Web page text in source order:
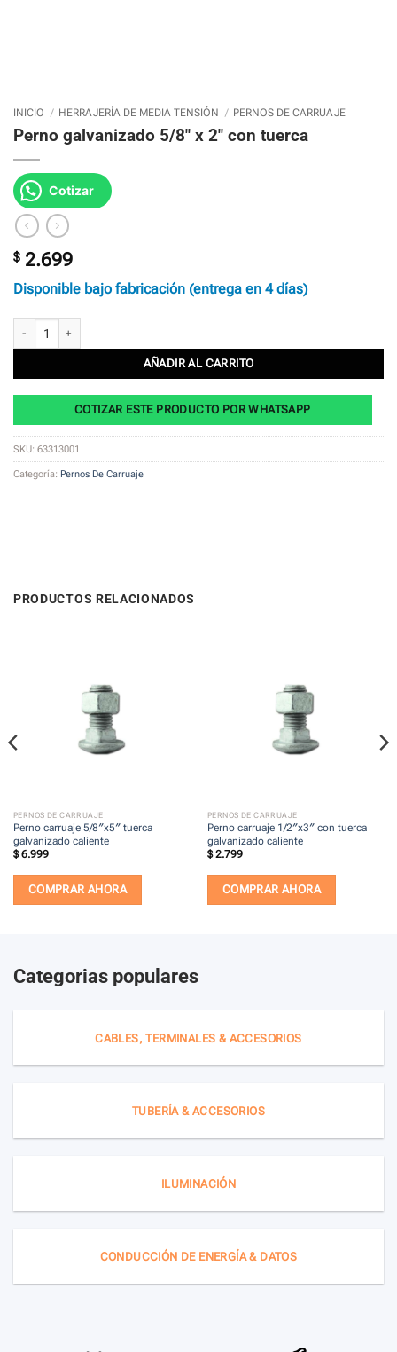
INICIO / HERRAJERÍA DE MEDIA TENSIÓN / PERNOS DE CARRUAJE
Perno galvanizado 5/8″ x 2″ con tuerca
Cotizar
$ 2.699
Disponible bajo fabricación (entrega en 4 días)
AÑADIR AL CARRITO
COTIZAR ESTE PRODUCTO POR WHATSAPP
SKU: 63313001
Categoría: Pernos De Carruaje
PRODUCTOS RELACIONADOS
PERNOS DE CARRUAJE
Perno carruaje 5/8″x5″ tuerca
galvanizado caliente
$6.999
COMPRAR AHORA
PERNOS DE CARRUAJE
Perno carruaje 1/2″x3″ con tuerca
galvanizado caliente
$2.799
COMPRAR AHORA
Categorias populares
CABLES, TERMINALES & ACCESORIOS
TUBERÍA & ACCESORIOS
ILUMINACIÓN
CONDUCCIÓN DE ENERGÍA & DATOS